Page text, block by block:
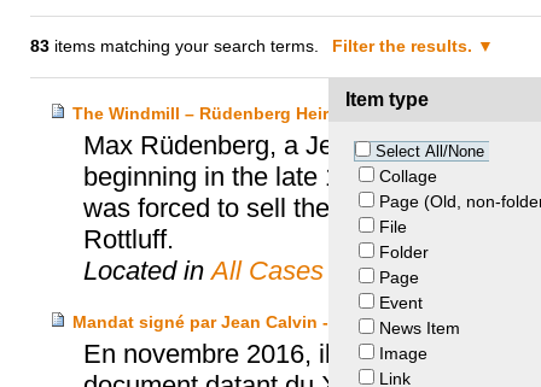
83 items matching your search terms. Filter the results.
Item type
Select All/None
Collage
Page (Old, non-
File
Folder
Page
Event
News Item
Image
Link
The Windmill – Rüdenberg Heirs v. City of Hannover
Max Rüdenberg, a Jewish salesman
beginning in the late 1910s. Due to
was forced to sell the art collection,
Rottluff.
Located inAll Cases
Mandat signé par Jean Calvin - République et canton
En novembre 2016, il est porté à la